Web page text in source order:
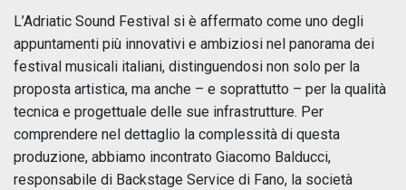
L’Adriatic Sound Festival si è affermato come uno degli
appuntamenti più innovativi e ambiziosi nel panorama dei
festival musicali italiani, distinguendosi non solo per la
proposta artistica, ma anche – e soprattutto – per la qualità
tecnica e progettuale delle sue infrastrutture. Per
comprendere nel dettaglio la complessità di questa
produzione, abbiamo incontrato Giacomo Balducci,
responsabile di Backstage Service di Fano, la società